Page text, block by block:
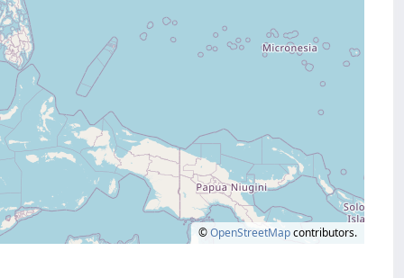
©OpenStreetMapcontributors.